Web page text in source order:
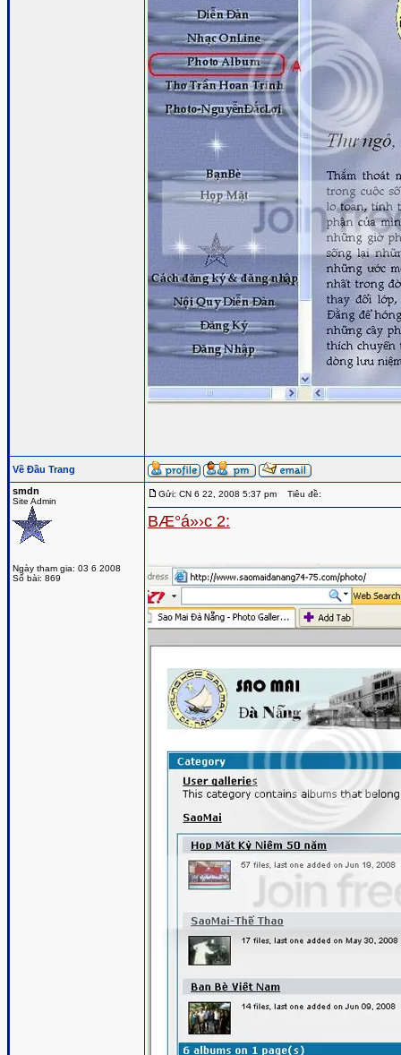
Về Đầu Trang
smdn
Site Admin
Ngày tham gia: 03 6 2008
Số bài: 869
Gửi: CN 6 22, 2008 5:37 pm Tiêu đề:
BÆ°á»›c 2: